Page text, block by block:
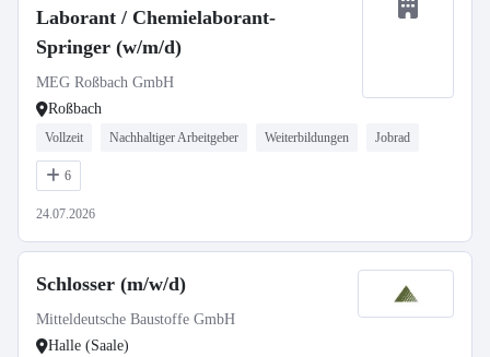
Laborant / Chemielaborant-
Springer (w/m/d)
MEG Roßbach GmbH
Roßbach
Vollzeit Nachhaltiger Arbeitgeber Weiterbildungen Jobrad
6
24.07.2026
Schlosser (m/w/d)
Mitteldeutsche Baustoffe GmbH
Halle (Saale)